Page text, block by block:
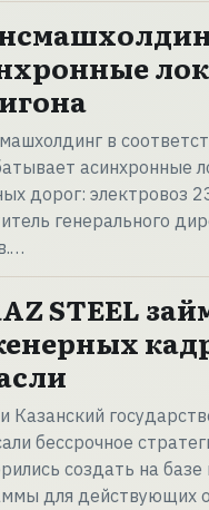
в
асинхронные
дорог: электровоз
генерального
STEEL
Казанский
бессрочное
создать на
для действующих